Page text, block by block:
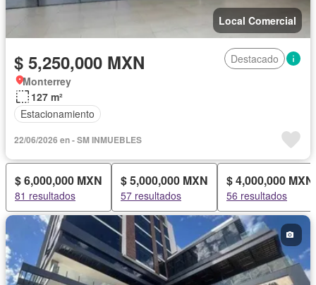
Local Comercial
$ 5,250,000 MXN
Destacado
Monterrey
127 m²
Estacionamiento
22/06/2026 en - SM INMUEBLES
$ 6,000,000 MXN
81 resultados
$ 5,000,000 MXN
57 resultados
$ 4,000,000 MXN
56 resultados